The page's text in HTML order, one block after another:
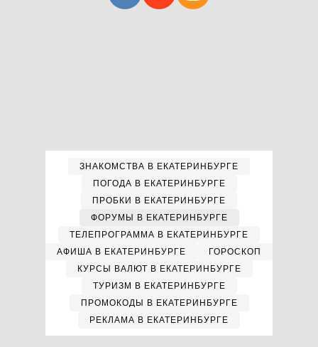
ЗНАКОМСТВА В ЕКАТЕРИНБУРГЕ
ПОГОДА В ЕКАТЕРИНБУРГЕ
ПРОБКИ В ЕКАТЕРИНБУРГЕ
ФОРУМЫ В ЕКАТЕРИНБУРГЕ
ТЕЛЕПРОГРАММА В ЕКАТЕРИНБУРГЕ
АФИША В ЕКАТЕРИНБУРГЕ
ГОРОСКОП
КУРСЫ ВАЛЮТ В ЕКАТЕРИНБУРГЕ
ТУРИЗМ В ЕКАТЕРИНБУРГЕ
ПРОМОКОДЫ В ЕКАТЕРИНБУРГЕ
РЕКЛАМА В ЕКАТЕРИНБУРГЕ